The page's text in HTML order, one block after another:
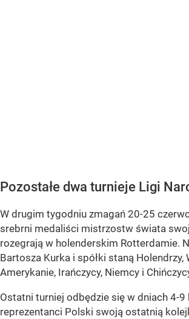
Pozostałe dwa turnieje Ligi
W drugim tygodniu zmagań 20-25
srebrni medaliści mistrzostw świata
rozegrają w holenderskim Rotterdamie.
Bartosza Kurka i spółki staną Holendrzy,
Amerykanie, Irańczycy, Niemcy i
Ostatni turniej odbędzie się w dniach 4-9
reprezentanci Polski swoją ostatnią